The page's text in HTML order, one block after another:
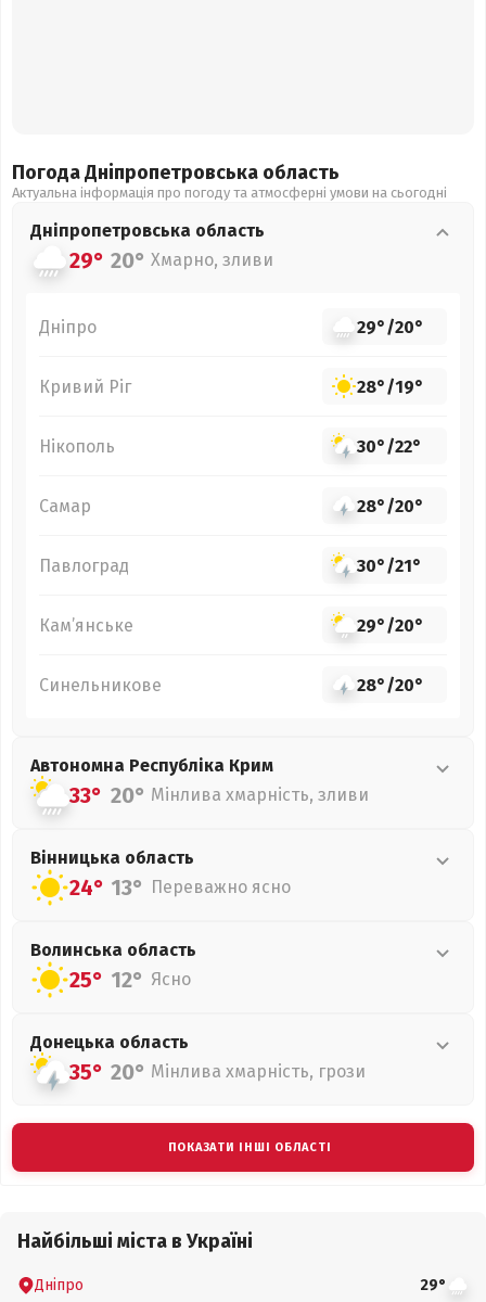
Погода Дніпропетровська область
Актуальна інформація про погоду та атмосферні умови на сьогодні
Дніпропетровська область
29° 20° Хмарно, зливи
Дніпро 29°/20°
Кривий Ріг 28°/19°
Нікополь 30°/22°
Самар 28°/20°
Павлоград 30°/21°
Кам’янське 29°/20°
Синельникове 28°/20°
Автономна Республіка Крим
33° 20° Мінлива хмарність, зливи
Вінницька область
24° 13° Переважно ясно
Волинська область
25° 12° Ясно
Донецька область
35° 20° Мінлива хмарність, грози
ПОКАЗАТИ ІНШІ ОБЛАСТІ
Найбільші міста в Україні
Дніпро 29°